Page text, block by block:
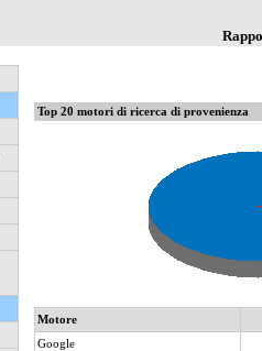
Top 20 motori di ricerca di provenienza
Motore
Google